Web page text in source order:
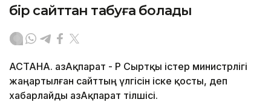
бір сайттан табуға болады
АСТАНА. ҚазАқпарат - ҚР Сыртқы істер министрлігі
жаңартылған сайттың үлгісін іске қосты, деп
xабарлайды ҚазАқпарат тілшісі.